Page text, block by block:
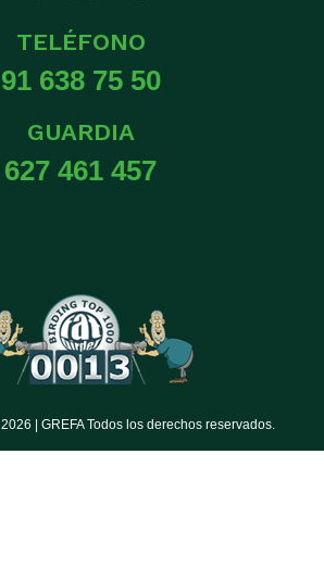
TELÉFONO
91 638 75 50
GUARDIA
627 461 457
2026 | GREFA Todos los derechos reservados.